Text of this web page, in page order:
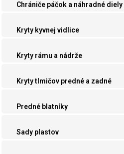
Chrániče páčok a náhradné diely
Kryty kyvnej vidlice
Kryty rámu a nádrže
Kryty tlmičov predné a zadné
Predné blatníky
Sady plastov